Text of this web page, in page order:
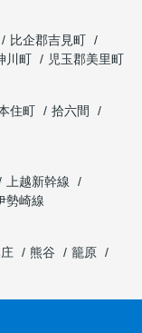
比企郡吉見町
川町
児玉郡美里町
住町
拾六間
上越新幹線
勢崎線
熊谷
籠原